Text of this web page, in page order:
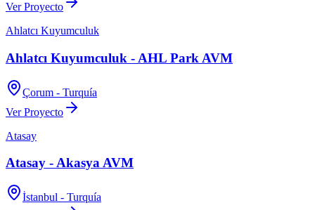
Ver Proyecto
Ahlatcı Kuyumculuk
Ahlatcı Kuyumculuk - AHL Park AVM
Çorum - Turquía
Ver Proyecto
Atasay
Atasay - Akasya AVM
İstanbul - Turquía